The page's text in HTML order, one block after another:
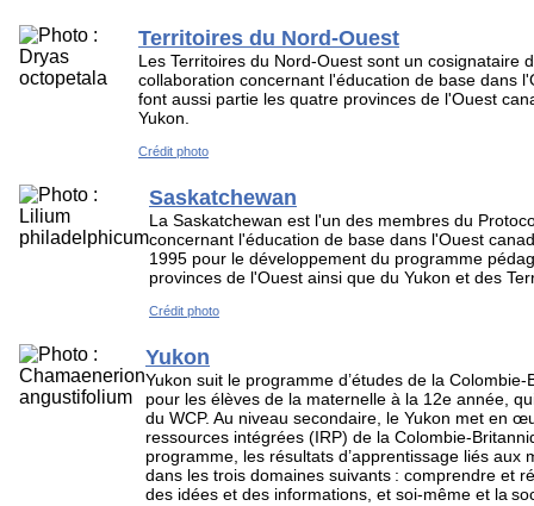
Territoires du Nord-Ouest
Les Territoires du Nord-Ouest sont un cosignataire
collaboration concernant l'éducation de base dans
font aussi partie les quatre provinces de l'Ouest
Yukon.
Crédit photo
Saskatchewan
La Saskatchewan est l'un des membres du
concernant l'éducation de base dans l'Ouest
1995 pour le développement du programme
provinces de l'Ouest ainsi que du Yukon et des
Crédit photo
Yukon
Yukon suit le programme d’études de la
pour les élèves de la maternelle à la 12e année,
du WCP. Au niveau secondaire, le Yukon met en
ressources intégrées (IRP) de la Colombie-
programme, les résultats d’apprentissage liés aux
dans les trois domaines suivants : comprendre et
des idées et des informations, et soi-même et la